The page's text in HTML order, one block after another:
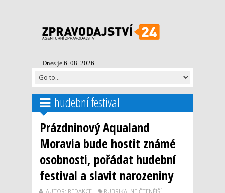
Dnes je 6. 08. 2026
hudební festival
Prázdninový Aqualand
Moravia bude hostit známé
osobnosti, pořádat hudební
festival a slavit narozeniny
AUTOR: REDAKCE
RUBRIKA: NEJČTENĚJŠÍ